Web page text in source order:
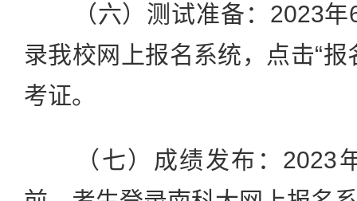
（六）测试准备：2023年
录我校网上报名系统，点击“
考证。
（七）成绩发布：2023